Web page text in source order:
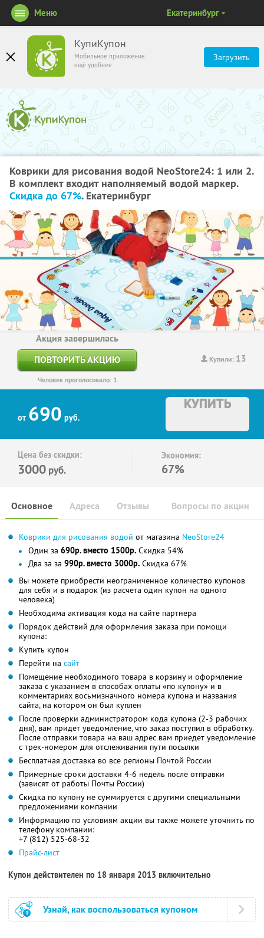
КупиКупон
Мобильное приложение
ещё удобнее
Загрузить
Меню Екатеринбург
Коврики для рисования водой NeoStore24: 1 или 2.
В комплект входит наполняемый водой маркер.
Скидка до 67%. Екатеринбург
Купили: 13
Акция завершилась
ПОВТОРИТЬ АКЦИЮ
Человек проголосовало: 1
от 690 руб.
КУПИТЬ
Цена без скидки:
3000 руб.
Экономия:
67%
Основное Отзывы Вопросы по акции
Адреса
Коврики для рисования водой от магазина NeoStore24
Один за 690р. вместо 1500р. Скидка 54%
Два за за 990р. вместо 3000р. Скидка 67%
Вы можете приобрести неограниченное количество купонов
для себя и в подарок (из расчета один купон на одного
человека)
Необходима активация кода на сайте партнера
Порядок действий для оформления заказа при помощи
купона:
Купить купон
Перейти на сайт
Помещение необходимого товара в корзину и оформление
заказа с указанием в способах оплаты «по купону» и в
комментариях восьмизначного номера купона и названия
сайта, на котором он был куплен
После проверки администратором кода купона (2-3 рабочих
дня), вам придет уведомление, что заказ поступил в обработку.
После отправки товара на ваш адрес вам приедет уведомление
с трек-номером для отслеживания пути посылки
Бесплатная доставка во все регионы Почтой России
Примерные сроки доставки 4-6 недель после отправки
(зависят от работы Почты России)
Скидка по купону не суммируется с другими специальными
предложениями компании
Информацию по условиям акции вы также можете уточнить по
телефону компании:
+7 (812) 525-68-32
Прайс-лист
Купон действителен по 18 января 2013 включительно
Узнай, как воспользоваться купоном